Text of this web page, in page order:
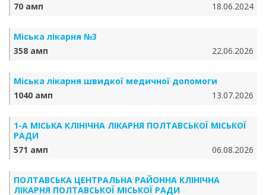
70 амп
18.06.2024
Міська лікарня №3
358 амп
22.06.2026
Міська лікарня швидкої медичної допомоги
1040 амп
13.07.2026
1-А МІСЬКА КЛІНІЧНА ЛІКАРНЯ ПОЛТАВСЬКОЇ МІСЬКОЇ
РАДИ
571 амп
06.08.2026
ПОЛТАВСЬКА ЦЕНТРАЛЬНА РАЙОННА КЛІНІЧНА
ЛІКАРНЯ ПОЛТАВСЬКОЇ МІСЬКОЇ РАДИ